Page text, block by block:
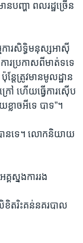
បញ្ហា ពលរដ្ឋច្រើន
ការសិទ្ធិមនុស្សអាស៊ី
ារប្រកាសពីមាត់ទទេ
ែត្រូវមានមូលដ្ឋាន
រៅ ហើយធ្វើការស៊ើប
លាចអីទេ បាទ”។
ានទេ។ លោកនិយាយ
ស្នងការរង
ខិតរិះគន់នគរបាល